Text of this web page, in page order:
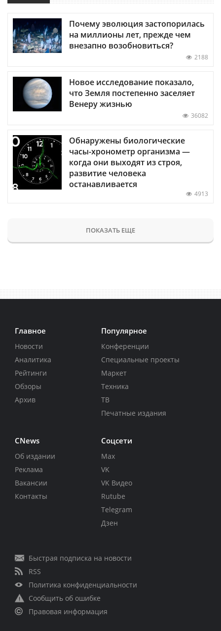
Почему эволюция застопорилась
на миллионы лет, прежде чем
внезапно возобновиться?
2188
Новое исследование показало,
что Земля постепенно заселяет
Венеру жизнью
36082
Обнаружены биологические
часы-хронометр организма —
когда они выходят из строя,
развитие человека
останавливается
4913
ПОКАЗАТЬ ЕЩЕ
Главное
Новости
Аналитика
Рейтинги
Обзоры
Архив
Популярное
Конференции
Специальные проекты
Маркет
Техника
ТВ
Печатные издания
CNews
Об издании
Реклама
Вакансии
Контакты
Соцсети
Max
VK
VK Видео
Rutube
Telegram
Дзен
Быстрая подписка на новости
RSS
Политика конфиденциальности
Сообщить об ошибке
Правовая информация